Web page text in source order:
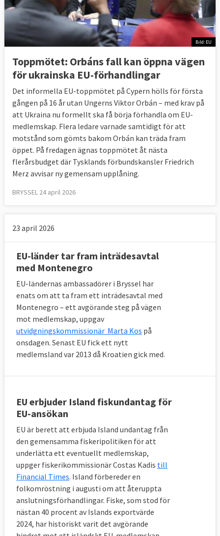
Pressfrihet och korruption
Graden av pressfrihet och uppfattad
korruption visar en liknande bild men med
mindre tydlig övergång mellan de bäst
presterande kandidat- och ansökarländerna
och de nuvarande medlemsländerna.
Pressfriheten i Moldavien är högre än i hela
13 EU-länder och Nordmakedonien och
Nordmakedonien ligger före 10 EU-länder.
För korruptionsnivån står Georgien ut med
en placering i mitten på skalan. Det mest
korrupta landet är Ukraina.
Bild: EU
Toppmötet: Orbáns fall kan öppna vägen
för ukrainska EU-förhandlingar
Det informella EU-toppmötet på Cypern hölls för första
gången på 16 år utan Ungerns Viktor Orbán – med krav på
att Ukraina nu formellt ska få börja förhandla om EU-
medlemskap. Flera ledare varnade samtidigt för att
motstånd som gömts bakom Orbán kan träda fram
öppet. På fredagen ägnas toppmötet åt nästa
flerårsbudget där Tysklands förbundskansler Friedrich
Merz avvisar ny gemensam upplåning.
BRYSSEL 24 april 2026
23 april 2026
EU-länder tar fram inträdesavtal
med Montenegro
EU-ländernas ambassadörer i Bryssel har
enats om att ta fram ett inträdesavtal med
Montenegro – ett avgörande steg på vägen
mot medlemskap, uppgav
utvidgningskommissionär Marta Kos på
onsdagen. Senast EU fick ett nytt
medlemsland var 2013 då Kroatien gick med.
EU erbjuder Island fiskundantag för
EU-ansökan
EU är berett att erbjuda Island undantag från
den gemensamma fiskeripolitiken för att
underlätta ett eventuellt medlemskap,
uppger fiskerikommissionär Costas Kadis till
Financial Times. Island förbereder en
folkomröstning i augusti om att återuppta
anslutningsförhandlingar. Fiske, som stod för
nästan 40 procent av Islands exportvärde
2024, har historiskt varit det avgörande